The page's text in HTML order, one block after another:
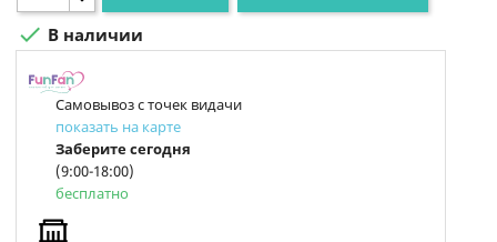
 В наличии
Самовывоз с точек видачи
показать на карте
Заберите сегодня
(9:00-18:00)
бесплатно